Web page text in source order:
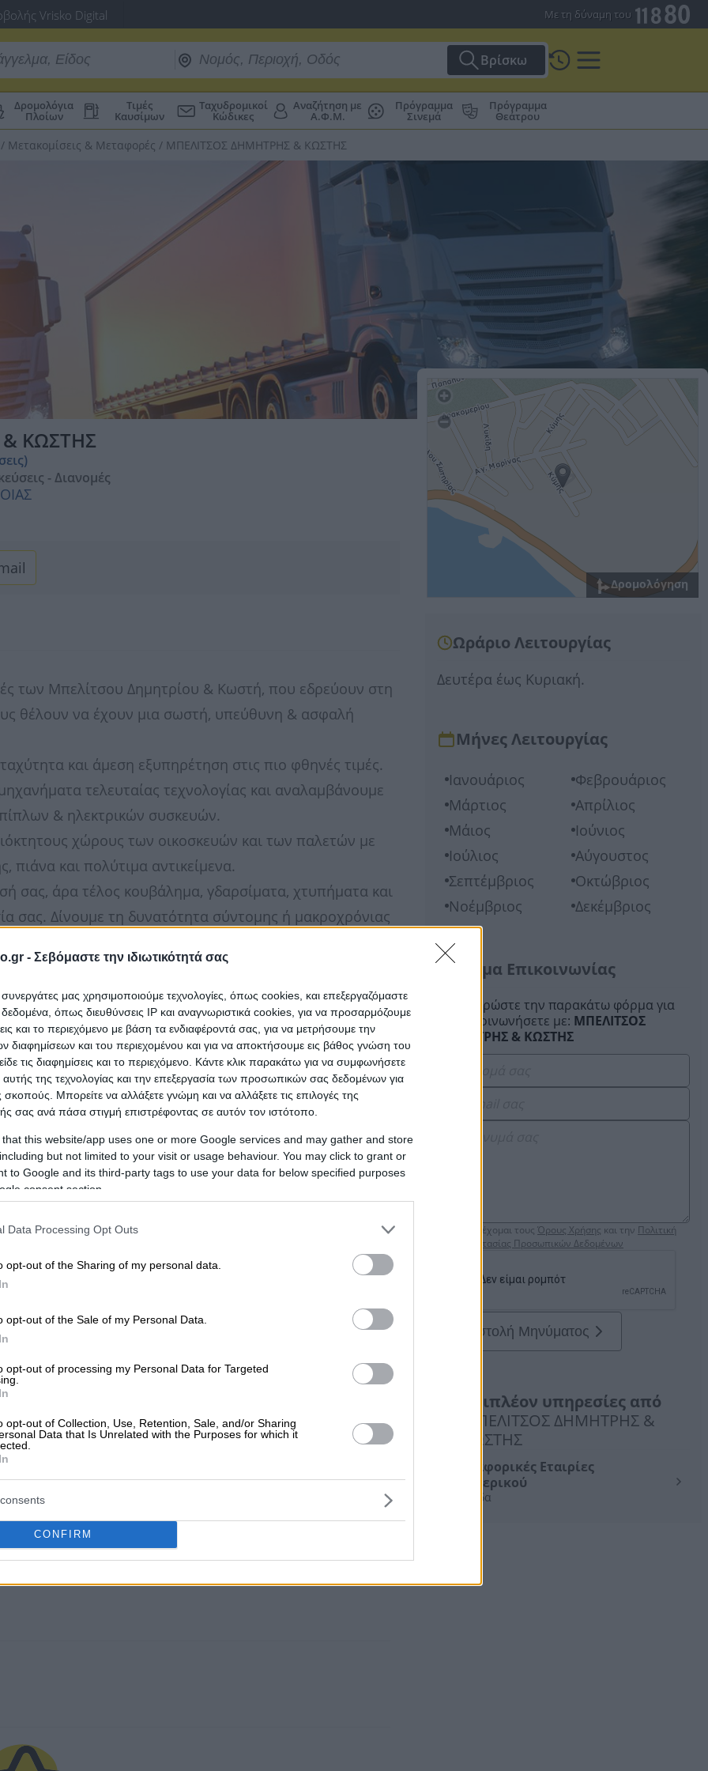
- Σεβόμαστε την ιδιωτικότητά σας
συνεργάτες μας χρησιμοποιούμε τεχνολογίες, όπως cookies, και επεξεργαζόμαστε
όπως διευθύνσεις IP και αναγνωριστικά cookies, για να προσαρμόζουμε
και το περιεχόμενο με βάση τα ενδιαφέροντά σας, για να μετρήσουμε την
διαφημίσεων και του περιεχομένου και για να αποκτήσουμε εις βάθος γνώση του
τις διαφημίσεις και το περιεχόμενο. Κάντε κλικ παρακάτω για να συμφωνήσετε
της τεχνολογίας και την επεξεργασία των προσωπικών σας δεδομένων για
Μπορείτε να αλλάξετε γνώμη και να αλλάξετε τις επιλογές της
σας ανά πάσα στιγμή επιστρέφοντας σε αυτόν τον ιστότοπο.
that this website/app uses one or more Google services and may gather and store
but not limited to your visit or usage behaviour. You may click to grant or
to Google and its third-party tags to use your data for below specified purposes
consent section.
Data Processing Opt Outs
opt-out of the Sharing of my personal data.
opt-out of the Sale of my Personal Data.
opt-out of processing my Personal Data for Targeted
opt-out of Collection, Use, Retention, Sale, and/or Sharing
Data that Is Unrelated with the Purposes for which it
CONFIRM
Vrisko Digital Με τη δύναμη του
Βρίσκω
Δρομολόγια
Πλοίων
Τιμές
Καυσίμων
Ταχυδρομικοί
Κώδικες
Αναζήτηση με
Α.Φ.Μ.
Πρόγραμμα
Σινεμά
Πρόγραμμα
Θεάτρου
/ Μετακομίσεις & Μεταφορές / ΜΠΕΛΙΤΣΟΣ ΔΗΜΗΤΡΗΣ & ΚΩΣΤΗΣ
ΚΩΣΤΗΣ
- Διανομές
των Μπελίτσου Δημητρίου & Κωστή, που εδρεύουν στη
θέλουν να έχουν μια σωστή, υπεύθυνη & ασφαλή
και άμεση εξυπηρέτηση στις πιο φθηνές τιμές.
τελευταίας τεχνολογίας και αναλαμβάνουμε
& ηλεκτρικών συσκευών.
χώρους των οικοσκευών και των παλετών με
και πολύτιμα αντικείμενα.
σας, άρα τέλος κουβάλημα, γδαρσίματα, χτυπήματα και
σας. Δίνουμε τη δυνατότητα σύντομης ή μακροχρόνιας
χώρους.
τη φύλαξη και αποθήκευση των πραγμάτων
πολύτιμα αντικείμενα
συσκευών
& γραφείων
Χρηση Ανυψωτικου Μηχανηματος,
Μεταφορες,
Δρομολόγηση
Ωράριο Λειτουργίας
Δευτέρα έως Κυριακή.
Μήνες Λειτουργίας
Ιανουάριος
Φεβρουάριος
Μάρτιος
Απρίλιος
Μάιος
Ιούνιος
Ιούλιος
Αύγουστος
Σεπτέμβριος
Οκτώβριος
Νοέμβριος
Δεκέμβριος
Φόρμα Επικοινωνίας
Συμπληρώστε την παρακάτω φόρμα για
να επικοινωνήσετε με: ΜΠΕΛΙΤΣΟΣ
ΔΗΜΗΤΡΗΣ & ΚΩΣΤΗΣ
Αποδέχομαι τους Όρους Χρήσης και την Πολιτική
Προστασίας Προσωπικών Δεδομένων
Αποστολή Μηνύματος
Επιπλέον υπηρεσίες από
ΜΠΕΛΙΤΣΟΣ ΔΗΜΗΤΡΗΣ &
ΚΩΣΤΗΣ
Μεταφορικές Εταιρίες
Εσωτερικού
Χαλκίδα